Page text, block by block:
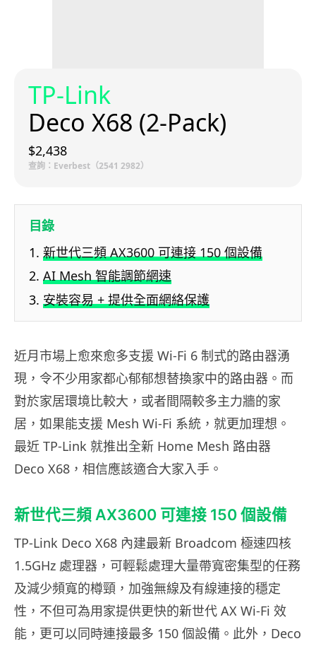
TP-Link
Deco X68 (2-Pack)
$2,438
查詢：Everbest（2541 2982）
目錄
新世代三頻 AX3600 可連接 150 個設備
AI Mesh 智能調節網速
安裝容易 + 提供全面網絡保護
近月市場上愈來愈多支援 Wi-Fi 6 制式的路由器湧
現，令不少用家都心郁郁想替換家中的路由器。而
對於家居環境比較大，或者間隔較多主力牆的家
居，如果能支援 Mesh Wi-Fi 系統，就更加理想。
最近 TP-Link 就推出全新 Home Mesh 路由器
Deco X68，相信應該適合大家入手。
新世代三頻 AX3600 可連接 150 個設備
TP-Link Deco X68 內建最新 Broadcom 極速四核
1.5GHz 處理器，可輕鬆處理大量帶寬密集型的任務
及減少頻寬的樽頸，加強無線及有線連接的穩定
性，不但可為用家提供更快的新世代 AX Wi-Fi 效
能，更可以同時連接最多 150 個設備。此外，Deco